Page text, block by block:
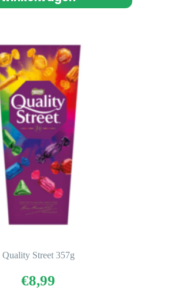
Quality Street 357g
€8,99